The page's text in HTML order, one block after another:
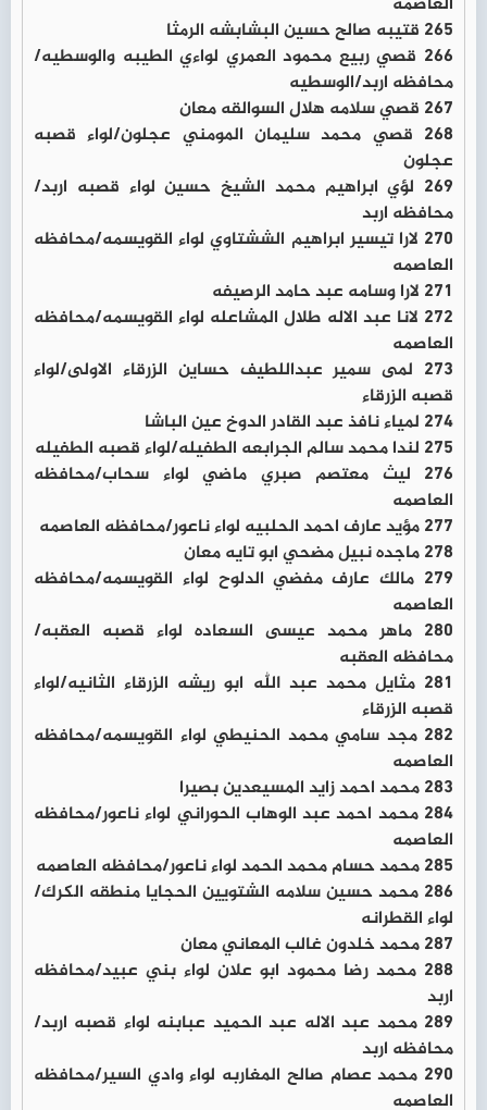
265 قتيبه صالح حسين البشابشه الرمثا
266 قصي ربيع محمود العمري لواءي الطيبه والوسطيه/
محافظه اربد/الوسطيه
267 قصي سلامه هلال السوالقه معان
268 قصي محمد سليمان المومني عجلون/لواء قصبه
عجلون
269 لؤي ابراهيم محمد الشيخ حسين لواء قصبه اربد/
محافظه اربد
270 لارا تيسير ابراهيم الششتاوي لواء القويسمه/محافظه
العاصمه
271 لارا وسامه عبد حامد الرصيفه
272 لانا عبد الاله طلال المشاعله لواء القويسمه/محافظه
العاصمه
273 لمى سمير عبداللطيف حساين الزرقاء الاولى/لواء
قصبه الزرقاء
274 لمياء نافذ عبد القادر الدوخ عين الباشا
275 لندا محمد سالم الجرابعه الطفيله/لواء قصبه الطفيله
276 ليث معتصم صبري ماضي لواء سحاب/محافظه
العاصمه
277 مؤيد عارف احمد الحلبيه لواء ناعور/محافظه العاصمه
278 ماجده نبيل مضحي ابو تايه معان
279 مالك عارف مفضي الدلوح لواء القويسمه/محافظه
العاصمه
280 ماهر محمد عيسى السعاده لواء قصبه العقبه/
محافظه العقبه
281 مثايل محمد عبد الله ابو ريشه الزرقاء الثانيه/لواء
قصبه الزرقاء
282 مجد سامي محمد الحنيطي لواء القويسمه/محافظه
العاصمه
283 محمد احمد زايد المسيعدين بصيرا
284 محمد احمد عبد الوهاب الحوراني لواء ناعور/محافظه
العاصمه
285 محمد حسام محمد الحمد لواء ناعور/محافظه العاصمه
286 محمد حسين سلامه الشتويين الحجايا منطقه الكرك/
لواء القطرانه
287 محمد خلدون غالب المعاني معان
288 محمد رضا محمود ابو علان لواء بني عبيد/محافظه
اربد
289 محمد عبد الاله عبد الحميد عبابنه لواء قصبه اربد/
محافظه اربد
290 محمد عصام صالح المغاربه لواء وادي السير/محافظه
العاصمه